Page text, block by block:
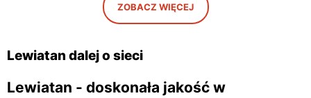
Warszawa, ul. Antoniego
Lewiatan
Warszawa, ul. Szeligowska
ZOBACZ WIĘCEJ
Lewiatan dalej o sieci
Lewiatan - doskonała jakość w